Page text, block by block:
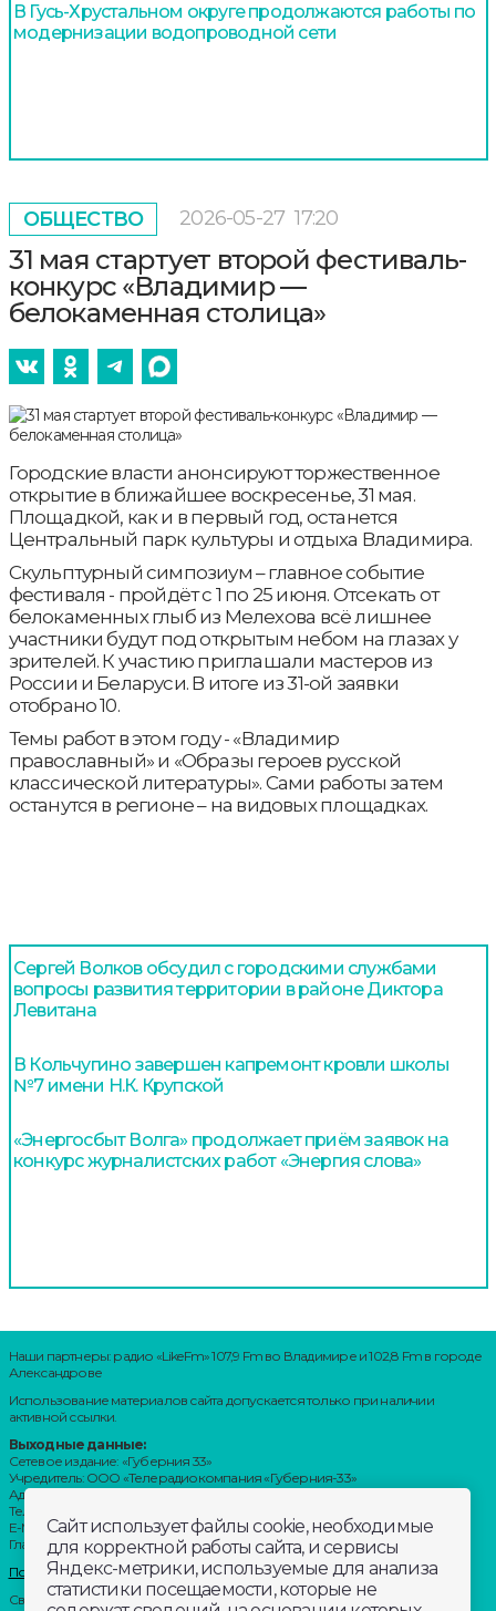
В Гусь-Хрустальном округе продолжаются работы по
модернизации водопроводной сети
ОБЩЕСТВО 2026-05-27 17:20
31 мая стартует второй фестиваль-
конкурс «Владимир —
белокаменная столица»
Городские власти анонсируют торжественное
открытие в ближайшее воскресенье, 31 мая.
Площадкой, как и в первый год, останется
Центральный парк культуры и отдыха Владимира.
Скульптурный симпозиум – главное событие
фестиваля - пройдёт с 1 по 25 июня. Отсекать от
белокаменных глыб из Мелехова всё лишнее
участники будут под открытым небом на глазах у
зрителей. К участию приглашали мастеров из
России и Беларуси. В итоге из 31-ой заявки
отобрано 10.
Темы работ в этом году - «Владимир
православный» и «Образы героев русской
классической литературы». Сами работы затем
останутся в регионе – на видовых площадках.
Сергей Волков обсудил с городскими службами
вопросы развития территории в районе Диктора
Левитана
В Кольчугино завершен капремонт кровли школы
№7 имени Н.К. Крупской
«Энергосбыт Волга» продолжает приём заявок на
конкурс журналистских работ «Энергия слова»
Наши партнеры: радио «LikeFm» 107,9 Fm во Владимире и 102,8 Fm в городе
Александрове
Использование материалов сайта допускается только при наличии
активной ссылки.
Выходные данные:
Сетевое издание: «Губерния 33»
Учредитель: ООО «Телерадиокомпания «Губерния-33»
Адрес: Воронцовский переулок, д.4.г. Владимир, 600000
Телефон: 8 (4922) 36-20-36.
E-Mail: news@trc33.ru
Главный редактор: Шилова Анастасия Олеговна.
Политика обработки Персональных данных
Свидетельство о регистрации СМИ: ЭЛ № ФС 77-60769, выдано 11.02.2015
Сайт использует файлы cookie, необходимые
для корректной работы сайта, и сервисы
Яндекс-метрики, используемые для анализа
статистики посещаемости, которые не